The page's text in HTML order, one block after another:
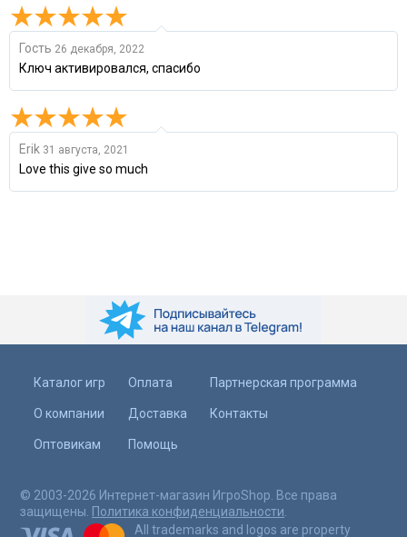
Гость 26 декабря, 2022
Ключ активировался, спасибо
Erik 31 августа, 2021
Love this give so much
Каталог игр
О компании
Оптовикам
Оплата
Доставка
Помощь
Партнерская программа
Контакты
© 2003-2026 Интернет-магазин ИгроShop. Все права
защищены. Политика конфиденциальности
All trademarks and logos are property